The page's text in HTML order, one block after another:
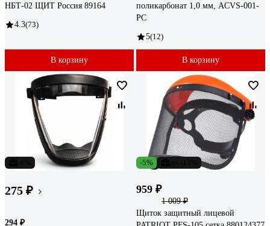
НБТ-02 ЩИТ Россия 89164
4.3(73)
В корзину
поликарбонат 1,0 мм, ACVS-001-
PC
5(12)
В корзину
275 ₽
294 ₽
-5%
959 ₽
1 009 ₽
Щиток защитный лицевой